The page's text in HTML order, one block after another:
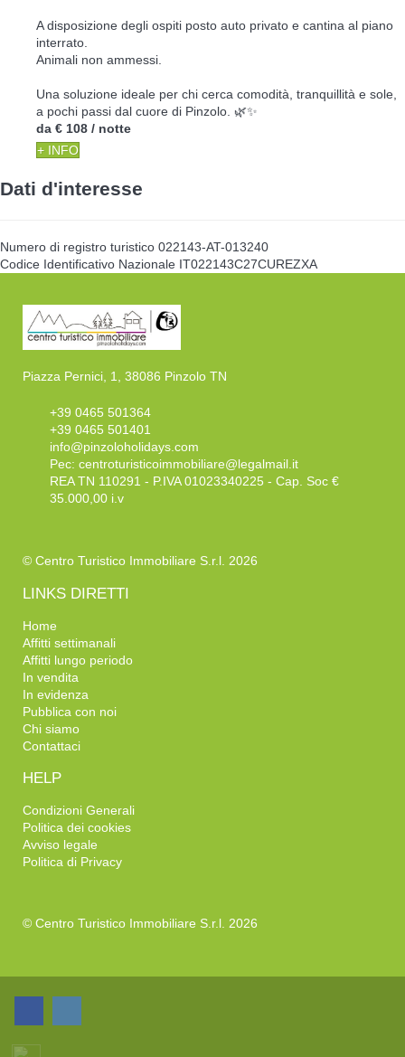
A disposizione degli ospiti posto auto privato e cantina al piano
interrato.
Animali non ammessi.
Una soluzione ideale per chi cerca comodità, tranquillità e sole,
a pochi passi dal cuore di Pinzolo. 🌿✨
da € 108 / notte
+ INFO
Dati d'interesse
Numero di registro turistico 022143-AT-013240
Codice Identificativo Nazionale IT022143C27CUREZXA
Piazza Pernici, 1, 38086 Pinzolo TN
+39 0465 501364
+39 0465 501401
info@pinzoloholidays.com
Pec: centroturisticoimmobiliare@legalmail.it
REA TN 110291 - P.IVA 01023340225 - Cap. Soc €
35.000,00 i.v
© Centro Turistico Immobiliare S.r.l. 2026
LINKS DIRETTI
Home
Affitti settimanali
Affitti lungo periodo
In vendita
In evidenza
Pubblica con noi
Chi siamo
Contattaci
HELP
Condizioni Generali
Politica dei cookies
Avviso legale
Politica di Privacy
© Centro Turistico Immobiliare S.r.l. 2026